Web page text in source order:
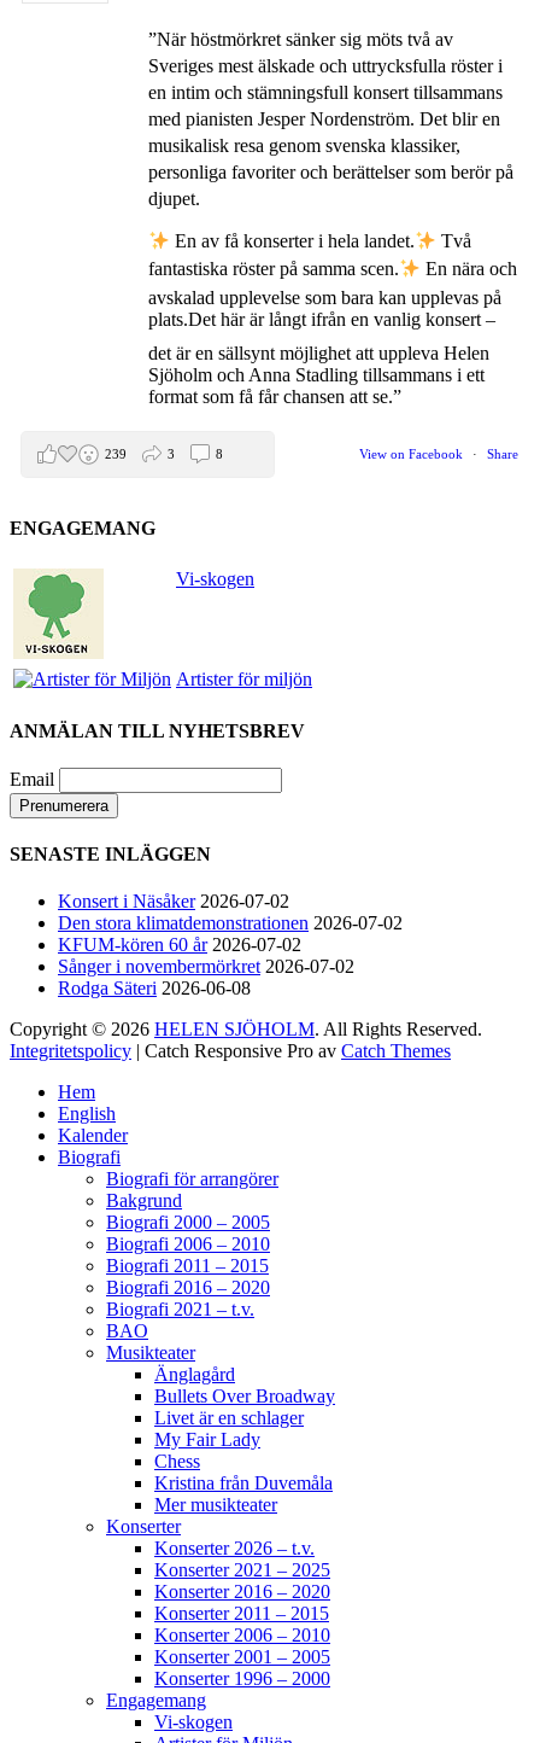
”När höstmörkret sänker sig möts två av
Sveriges mest älskade och uttrycksfulla röster i
en intim och stämningsfull konsert tillsammans
med pianisten Jesper Nordenström. Det blir en
musikalisk resa genom svenska klassiker,
personliga favoriter och berättelser som berör på
djupet.
En av få konserter i hela landet.
Två
fantastiska röster på samma scen.
En nära och
avskalad upplevelse som bara kan upplevas på
plats.Det här är långt ifrån en vanlig konsert –
det är en sällsynt möjlighet att uppleva Helen
Sjöholm och Anna Stadling tillsammans i ett
format som få får chansen att se.”
View on Facebook · Share
239 3 8
Gör som jag - kom dit!! Det blir grymt
Ruben Granditsky och de är för kvällen
förstärkta med massor med begåvade vänner
82
Helen Sjöholm
2 months ago
Hurra!!
Nu släpps biljetterna till ”Ritsch Ratsch på
Vasan” - den enda julshow du behöver. Sällan
tidigare har vi behövt skratta som nu!!Jacke,
Sussie, Andreas & ett finfint band under
129 7 4
Helen Sjöholm
Fler biljetter släppta. Vi ses i Näsåker den 15
augusti.
10
Helen Sjöholm
3 months ago
JOJJE
Det är fortfarande helt overkligt att du är borta.
Jag fattar inte ... vi jobbade ju ihop bara några
dagar innan du lämnade oss. Allt var som vanligt
- du spelade så fantastiskt.
ENGAGEMANG
Vi-skogen
Artister för miljön
ANMÄLAN TILL NYHETSBREV
Email
SENASTE INLÄGGEN
Konsert i Näsåker 2026-07-02
Den stora klimatdemonstrationen 2026-07-02
KFUM-kören 60 år 2026-07-02
Sånger i novembermörkret 2026-07-02
Rodga Säteri 2026-06-08
Copyright © 2026 HELEN SJÖHOLM. All Rights Reserved.
Integritetspolicy | Catch Responsive Pro av Catch Themes
Hem
English
Kalender
Biografi
Biografi för arrangörer
Bakgrund
Biografi 2000 – 2005
Biografi 2006 – 2010
Biografi 2011 – 2015
Biografi 2016 – 2020
Biografi 2021 – t.v.
BAO
Musikteater
Änglagård
Bullets Over Broadway
Livet är en schlager
My Fair Lady
Chess
Kristina från Duvemåla
Mer musikteater
Konserter
Konserter 2026 – t.v.
Konserter 2021 – 2025
Konserter 2016 – 2020
Konserter 2011 – 2015
Konserter 2006 – 2010
Konserter 2001 – 2005
Konserter 1996 – 2000
Engagemang
Vi-skogen